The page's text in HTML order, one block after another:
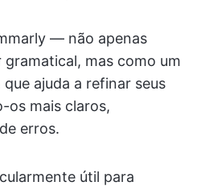
— não apenas
mas como um
ajuda a refinar seus
os mais claros,
erros.
útil para